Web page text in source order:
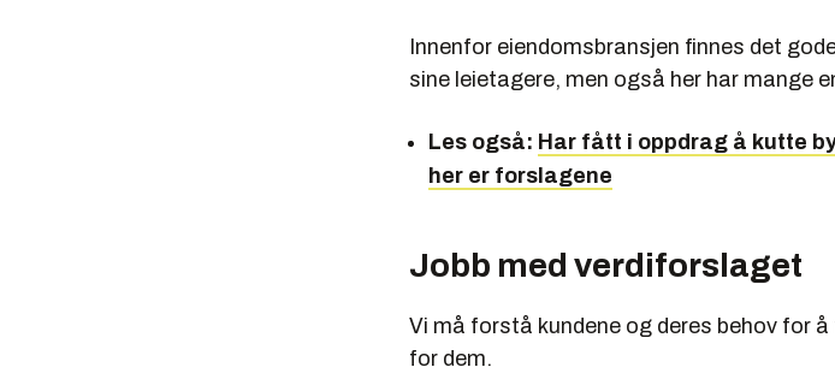
Innenfor eiendomsbransjen finnes det
sine leietagere, men også her har mange
Les også: Har fått i oppdrag å kutte
her er forslagene
Jobb med verdiforslaget
Vi må forstå kundene og deres behov for
for dem.